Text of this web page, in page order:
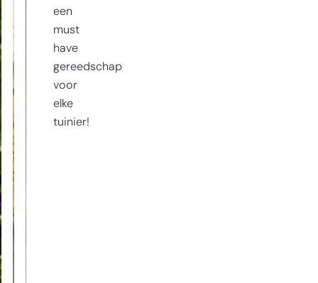
een
must
have
gereedschap
voor
elke
tuinier!